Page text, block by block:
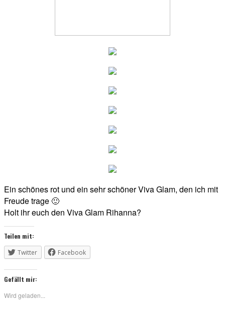
Ein schönes rot und ein sehr schöner Viva Glam, den ich mit
Freude trage 🙂
Holt ihr euch den Viva Glam Rihanna?
Teilen mit:
Twitter
Facebook
Gefällt mir:
Wird geladen...